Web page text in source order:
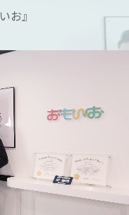
お』